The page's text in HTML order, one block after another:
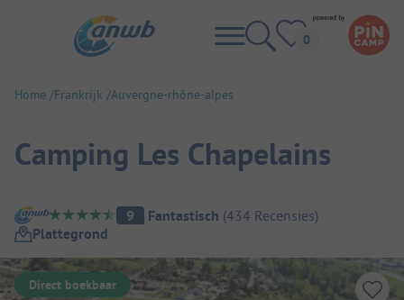
Home Frankrijk Auvergne-rhône-alpes
Camping Les Chapelains
Camping overzicht
9 Fantastisch (434 Recensies)
Plattegrond
Direct boekbaar